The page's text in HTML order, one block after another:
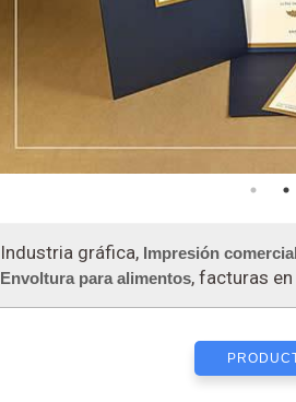
Industria gráfica, Impresión comercial
Envoltura para alimentos, facturas